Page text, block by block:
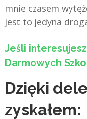
mnie czasem
jest to jedyna
Jeśli
Darmowych
Dzięki
zyskałem: